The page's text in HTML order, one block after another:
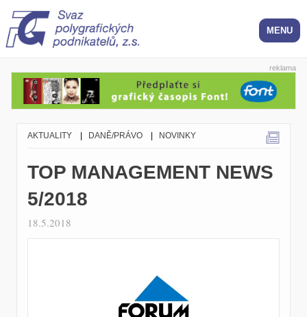
reklama
AKTUALITY DANĚ/PRÁVO NOVINKY
TOP MANAGEMENT NEWS
5/2018
18.5.2018